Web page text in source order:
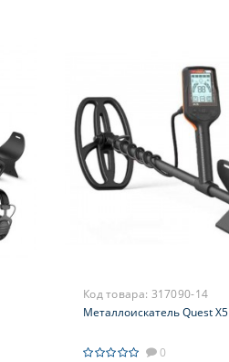
Код товара: 317090-14
Металлоискатель Quest X5
0